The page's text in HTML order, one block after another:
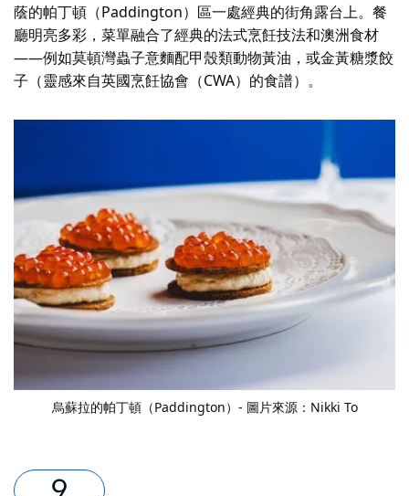
蔭的帕丁頓（Paddington）區一處經典的街角露台上。餐
廳明亮多彩，菜單融合了經典的法式烹飪技法和澳洲食材
——例如莫頓灣蟲子意麵配甲殼類動物黃油，或金黃糖漿餃
子（靈感來自英國烹飪協會（CWA）的食譜）。
烏蘇拉的帕丁頓（Paddington）- 圖片來源：Nikki To